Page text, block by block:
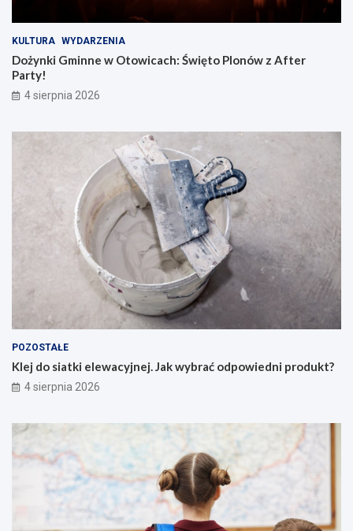
KULTURA WYDARZENIA
Dożynki Gminne w Otowicach: Święto Plonów z After
Party!
4 sierpnia 2026
POZOSTAŁE
Klej do siatki elewacyjnej. Jak wybrać odpowiedni produkt?
4 sierpnia 2026